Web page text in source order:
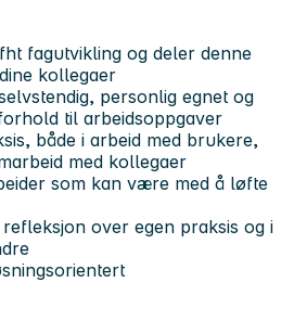
fagutvikling og deler denne
kollegaer
personlig egnet og
til arbeidsoppgaver
både i arbeid med brukere,
med kollegaer
som kan være med å løfte
over egen praksis og i